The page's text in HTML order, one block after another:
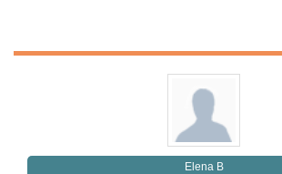
Elena B